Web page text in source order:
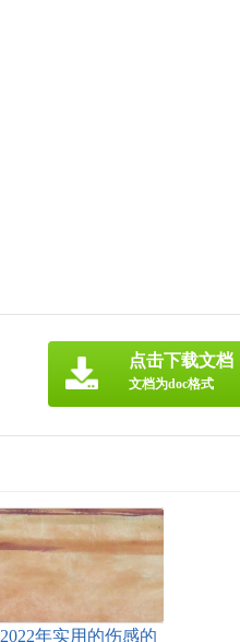
点击下载文档
文档为doc格式
2022年实用的伤感的